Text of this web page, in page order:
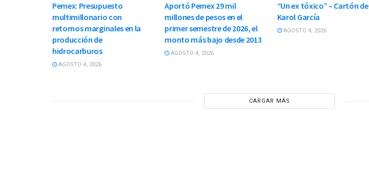
Pemex: Presupuesto
multimillonario con
retornos marginales en la
producción de
hidrocarburos
AGOSTO 4, 2026
Aportó Pemex 29 mil
millones de pesos en el
primer semestre de 2026, el
monto más bajo desde 2013
AGOSTO 4, 2026
“Un ex tóxico” – Cartón de
Karol García
AGOSTO 4, 2026
CARGAR MÁS